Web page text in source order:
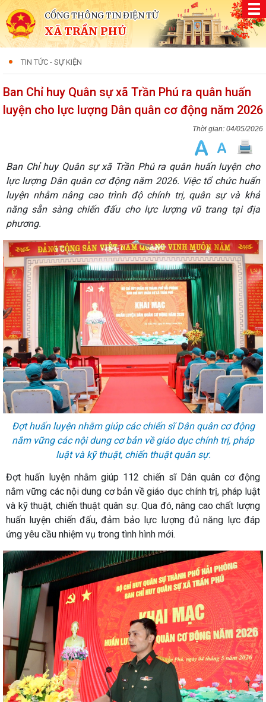
CỔNG THÔNG TIN ĐIỆN TỬ
XÃ TRẦN PHÚ
TIN TỨC - SỰ KIỆN
Ban Chỉ huy Quân sự xã Trần Phú ra quân huấn
luyện cho lực lượng Dân quân cơ động năm 2026
04/05/2026
Ban Chỉ huy Quân sự xã Trần Phú ra quân huấn luyện cho
lực lượng Dân quân cơ động năm 2026. Việc tổ chức huấn
luyện nhằm nâng cao trình độ chính trị, quân sự và khả
năng sẵn sàng chiến đấu cho lực lượng vũ trang tại địa
phương.
Đợt huấn luyện nhằm giúp các chiến sĩ Dân quân cơ động
nắm vững các nội dung cơ bản về giáo dục chính trị, pháp
luật và kỹ thuật, chiến thuật quân sự.
Đợt huấn luyện nhằm giúp 112 chiến sĩ Dân quân cơ động
nắm vững các nội dung cơ bản về giáo dục chính trị, pháp luật
và kỹ thuật, chiến thuật quân sự. Qua đó, nâng cao chất lượng
huấn luyện chiến đấu, đảm bảo lực lượng đủ năng lực đáp
ứng yêu cầu nhiệm vụ trong tình hình mới.